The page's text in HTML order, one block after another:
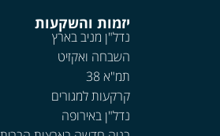
יזמות והשקעות
נדל"ן מניב בארץ
השבחה ואקזיט
תמ"א 38
קרקעות למגורים
נדל"ן באירופה